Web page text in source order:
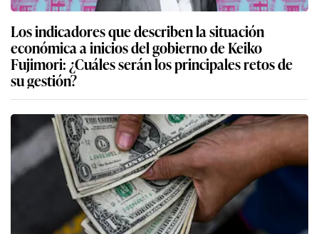
Los indicadores que describen la situación
económica a inicios del gobierno de Keiko
Fujimori: ¿Cuáles serán los principales retos de
su gestión?